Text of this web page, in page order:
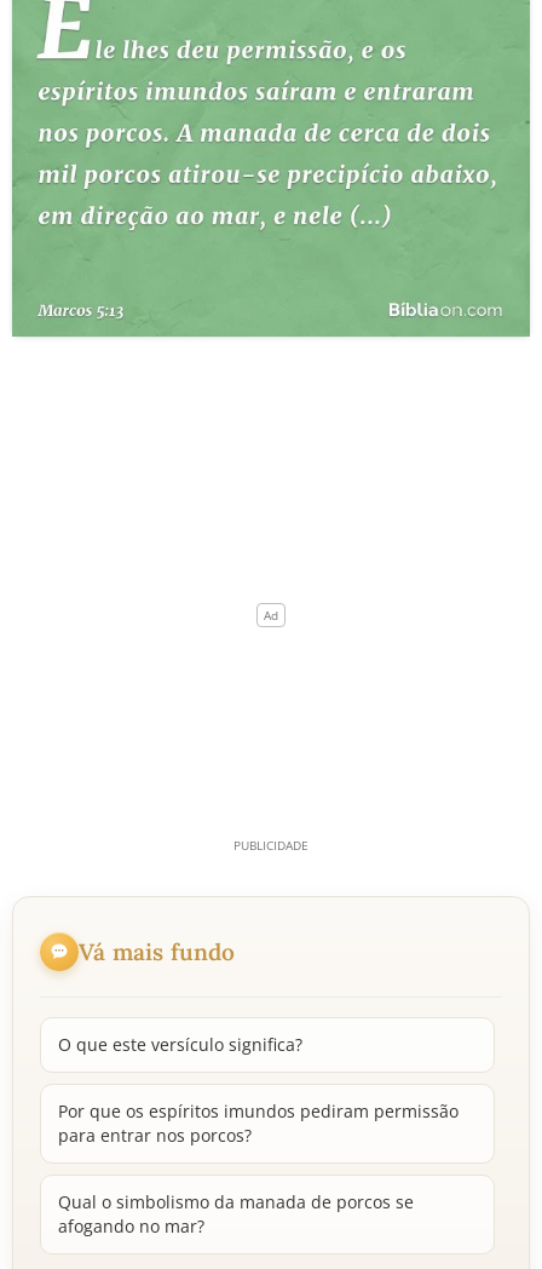
ESTUDOS BÍBLICOS
ESBOÇOS DE PREGAÇÃO
TEMAS
PERGUNTE À BÍBLIA IA
QUEM SOMOS
Vá mais fundo
O que este versículo significa?
Por que os espíritos imundos pediram permissão
para entrar nos porcos?
Qual o simbolismo da manada de porcos se
afogando no mar?